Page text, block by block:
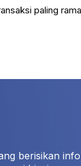
paling
berisikan